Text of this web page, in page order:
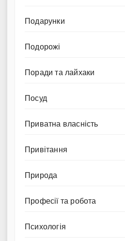
Подарунки
Подорожі
Поради та лайхаки
Посуд
Приватна власність
Привітання
Природа
Професії та робота
Психологія